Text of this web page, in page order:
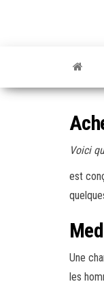
Voici
est
Une
les